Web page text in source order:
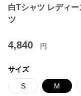
白Tシャツ レディ
ツ
4,840 円
サイズ
S M